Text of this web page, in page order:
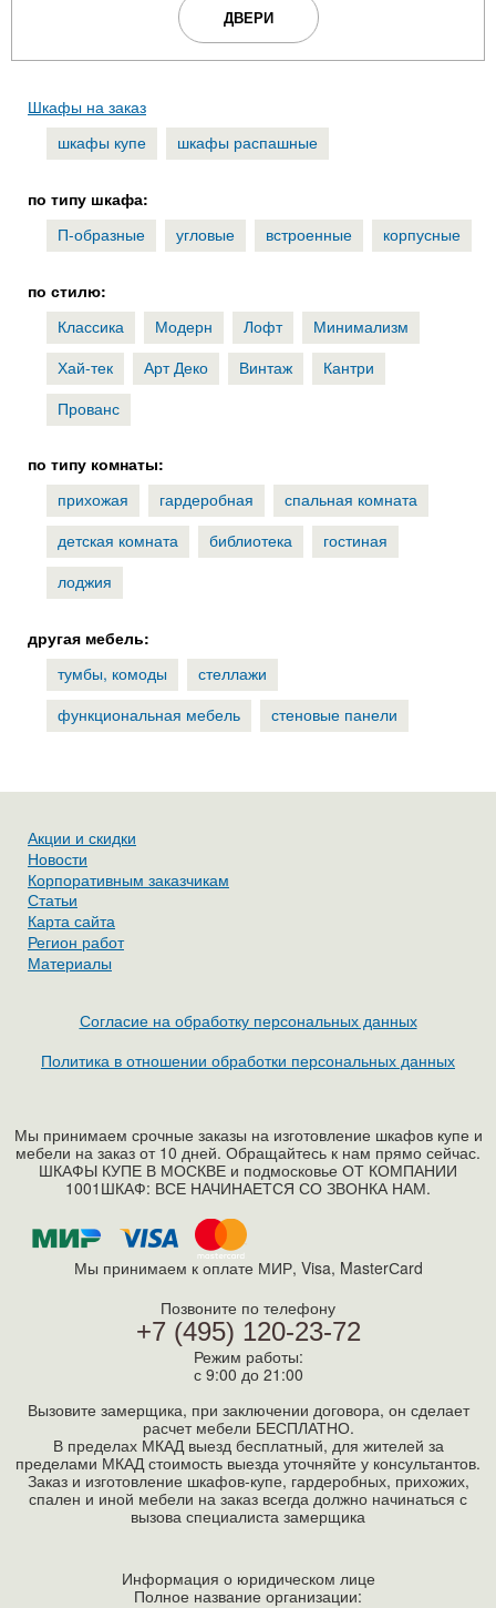
ДВЕРИ
Шкафы на заказ
шкафы купе
шкафы распашные
по типу шкафа:
П-образные
угловые встроенные корпусные
по стилю:
Классика
Модерн Лофт
Минимализм
Хай-тек
Арт Деко Винтаж
Кантри
Прованс
по типу комнаты:
прихожая
гардеробная
спальная комната
детская комната
библиотека
гостиная
лоджия
другая мебель:
тумбы, комоды
стеллажи
функциональная мебель
стеновые панели
Акции и скидки
Новости
Корпоративным заказчикам
Статьи
Карта сайта
Регион работ
Материалы
Согласие на обработку персональных данных
Политика в отношении обработки персональных данных
Мы принимаем срочные заказы на изготовление шкафов купе и
мебели на заказ от 10 дней. Обращайтесь к нам прямо сейчас.
ШКАФЫ КУПЕ В МОСКВЕ и подмосковье ОТ КОМПАНИИ
1001ШКАФ: ВСЕ НАЧИНАЕТСЯ СО ЗВОНКА НАМ.
Мы принимаем к оплате МИР, Visa, MasterСard
Позвоните по телефону
+7 (495) 120-23-72
Режим работы:
с 9:00 до 21:00
Вызовите замерщика, при заключении договора, он сделает
расчет мебели БЕСПЛАТНО.
В пределах МКАД выезд бесплатный, для жителей за
пределами МКАД стоимость выезда уточняйте у консультантов.
Заказ и изготовление шкафов-купе, гардеробных, прихожих,
спален и иной мебели на заказ всегда должно начинаться с
вызова специалиста замерщика
Информация о юридическом лице
Полное название организации: